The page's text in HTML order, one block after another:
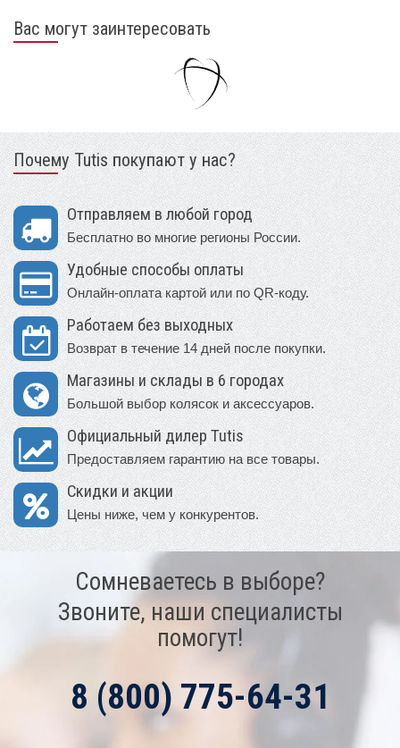
Вас могут заинтересовать
Почему Tutis покупают у нас?
Отправляем в любой город
Бесплатно во многие регионы России.
Удобные способы оплаты
Онлайн-оплата картой или по QR-коду.
Работаем без выходных
Возврат в течение 14 дней после покупки.
Магазины и склады в 6 городах
Большой выбор колясок и аксессуаров.
Официальный дилер Tutis
Предоставляем гарантию на все товары.
Скидки и акции
Цены ниже, чем у конкурентов.
Сомневаетесь в выборе?
Звоните, наши специалисты
помогут!
8 (800) 775-64-31